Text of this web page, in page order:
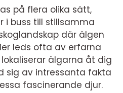
på flera olika sätt,
i buss till stillsamma
där älgen
leds ofta av erfarna
älgarna åt dig
sig av intressanta fakta
fascinerande djur.